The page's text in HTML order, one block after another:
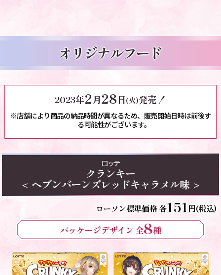
オリジナルフード
2023年2月28日(火)発売！
※店舗により商品の納品時間が異なるため、販売開始日時は前後す
る可能性がございます。
ロッテ
クランキー
＜ ヘブンバーンズレッドキャラメル味 ＞
ローソン標準価格 各151円(税込)
パッケージデザイン 全8種